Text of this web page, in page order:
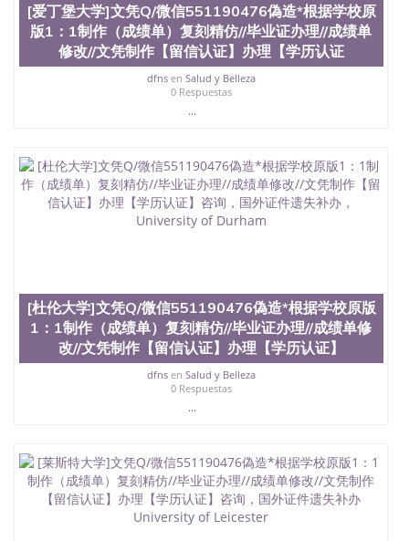
[爱丁堡大学]文凭Q/微信551190476偽造*根据学校原
版1：1制作（成绩单）复刻精仿//毕业证办理//成绩单
修改//文凭制作【留信认证】办理【学历认证
dfnsen Salud y Belleza
0 Respuestas
...
[杜伦大学]文凭Q/微信551190476偽造*根据学校原版
1：1制作（成绩单）复刻精仿//毕业证办理//成绩单修
改//文凭制作【留信认证】办理【学历认证】
dfnsen Salud y Belleza
0 Respuestas
...